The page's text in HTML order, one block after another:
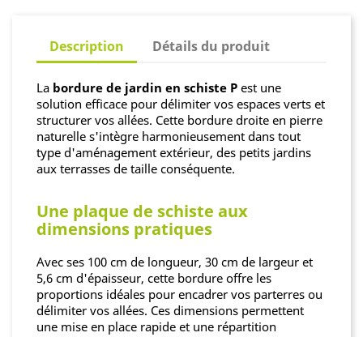
Description Détails du produit
La bordure de jardin en schiste P est une
solution efficace pour délimiter vos espaces verts et
structurer vos allées. Cette bordure droite en pierre
naturelle s'intègre harmonieusement dans tout
type d'aménagement extérieur, des petits jardins
aux terrasses de taille conséquente.
Une plaque de schiste aux
dimensions pratiques
Avec ses 100 cm de longueur, 30 cm de largeur et
5,6 cm d'épaisseur, cette bordure offre les
proportions idéales pour encadrer vos parterres ou
délimiter vos allées. Ces dimensions permettent
une mise en place rapide et une répartition